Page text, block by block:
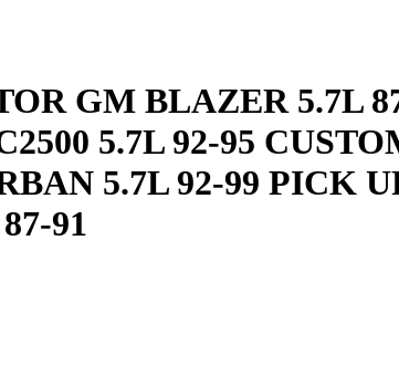
GM BLAZER 5.7L
5.7L 92-95
5.7L 92-99 PICK
91